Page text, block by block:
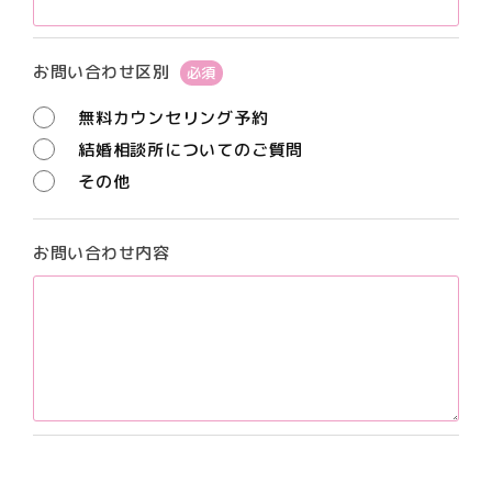
お問い合わせ区別 必須
無料カウンセリング予約
結婚相談所についてのご質問
その他
お問い合わせ内容